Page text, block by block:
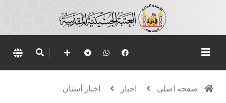
صفحه اصلی اخبار اخبار آستان